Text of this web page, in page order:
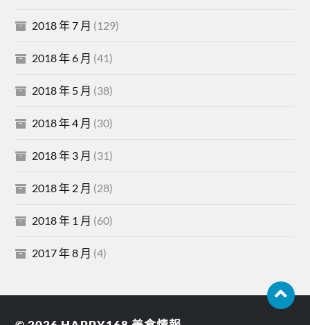
2018 年 7 月 (129)
2018 年 6 月 (41)
2018 年 5 月 (38)
2018 年 4 月 (30)
2018 年 3 月 (31)
2018 年 2 月 (28)
2018 年 1 月 (60)
2017 年 8 月 (4)